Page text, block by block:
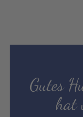
Gutes
hat